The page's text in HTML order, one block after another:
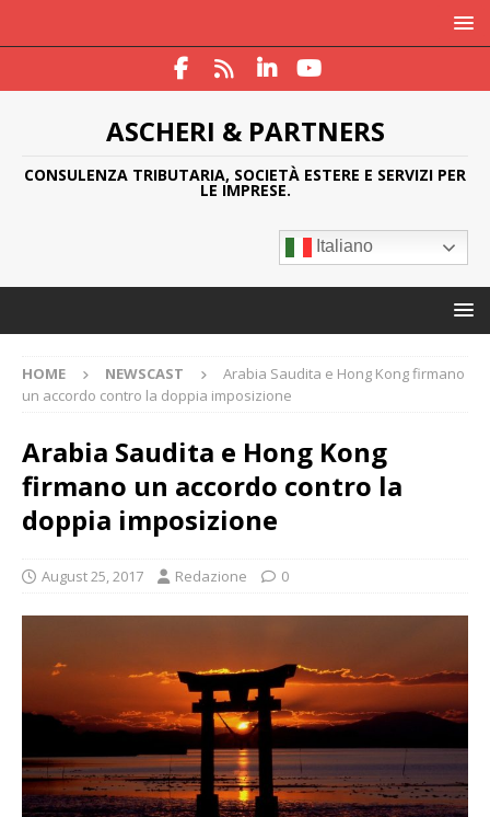
ASCHERI & PARTNERS
CONSULENZA TRIBUTARIA, SOCIETÀ ESTERE E SERVIZI PER
LE IMPRESE.
Italiano
HOME NEWSCAST
Arabia Saudita e Hong Kong firmano
un accordo contro la doppia imposizione
Arabia Saudita e Hong Kong
firmano un accordo contro la
doppia imposizione
August 25, 2017 Redazione 0